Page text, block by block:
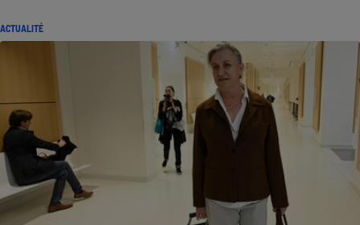
ACTUALITÉ